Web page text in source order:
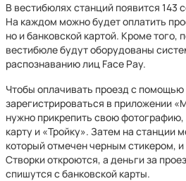
В вестибюлях станций появится 143
На каждом можно будет оплатить
но и банковской картой. Кроме того,
вестибюле будут оборудованы
распознаванию лиц Face Pay.
Чтобы оплачивать проезд с
зарегистрироваться в приложении
нужно прикрепить свою
карту и «Тройку». Затем на станции
который отмечен черным стикером,
Створки откроются, а деньги за
спишутся с банковской карты.